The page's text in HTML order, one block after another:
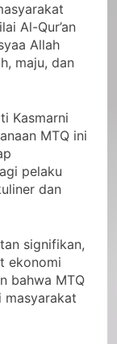
Al-Qur’an
Allah
maju, dan
Kasmarni
MTQ ini
pelaku
dan
signifikan,
ekonomi
bahwa MTQ
masyarakat